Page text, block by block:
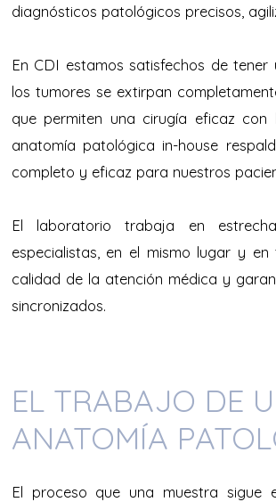
diagnósticos patológicos precisos,
En CDI estamos satisfechos de
los tumores se extirpan
que permiten una cirugía eficaz
anatomía patológica in-house
completo y eficaz para nuestros
El laboratorio trabaja en
especialistas, en el mismo lugar y
calidad de la atención médica y
sincronizados.
EL TRABAJO DE
ANATOMÍA
El proceso que una muestra